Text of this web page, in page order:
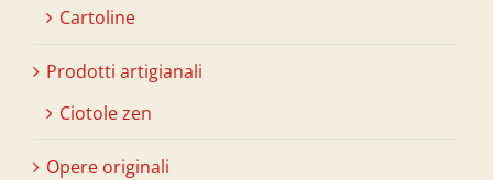
Cartoline
Prodotti artigianali
Ciotole zen
Opere originali